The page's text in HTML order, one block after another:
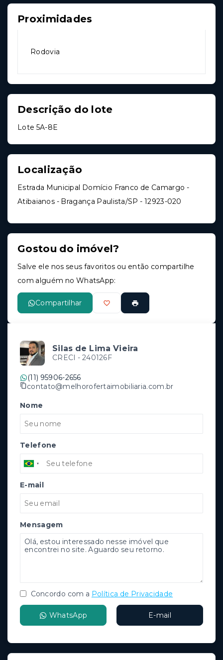
Proximidades
Rodovia
Descrição do lote
Lote 5A-8E
Localização
Estrada Municipal Domício Franco de Camargo -
Atibaianos - Bragança Paulista/SP - 12923-020
Gostou do imóvel?
Salve ele nos seus favoritos ou então compartilhe
com alguém no WhatsApp:
Compartilhar
Silas de Lima Vieira
CRECI - 240126F
(11) 95906-2656
contato@melhorofertaimobiliaria.com.br
Nome
Telefone
E-mail
Mensagem
Concordo com a Política de Privacidade
WhatsApp E-mail